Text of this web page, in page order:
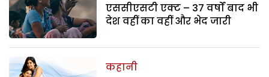
एससीएसटी एक्ट – 37 वर्षों बाद भी
देश वहीं का वहीं और भेद जारी
कहानी